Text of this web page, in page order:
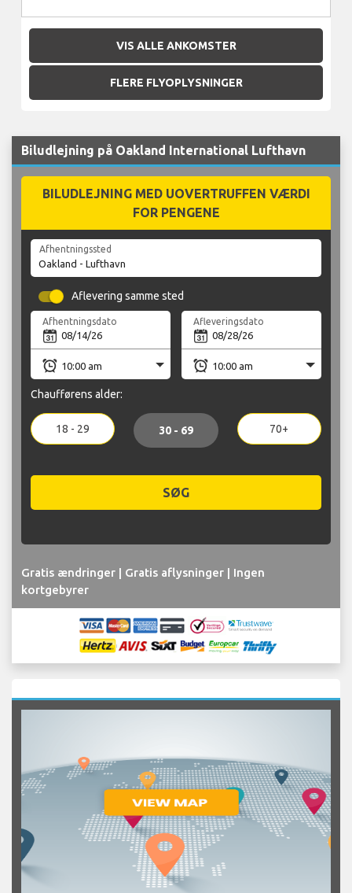
VIS ALLE ANKOMSTER
FLERE FLYOPLYSNINGER
Biludlejning på Oakland International Lufthavn
BILUDLEJNING MED UOVERTRUFFEN VÆRDI
FOR PENGENE
Afhentningssted
Aflevering samme sted
Afhentningsdato Afleveringsdato
Chaufførens alder:
18 - 29 30 - 69 70+
SØG
Gratis ændringer | Gratis aflysninger | Ingen
kortgebyrer